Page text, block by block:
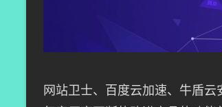
网站卫士、百度云加速、牛盾云